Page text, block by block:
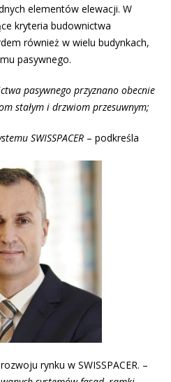
elementów elewacji. W
kryteria budownictwa
również w wielu budynkach,
pasywnego.
pasywnego przyznano obecnie
stałym i drzwiom przesuwnym;
SWISSPACER – podkreśla
rynku w SWISSPACER. –